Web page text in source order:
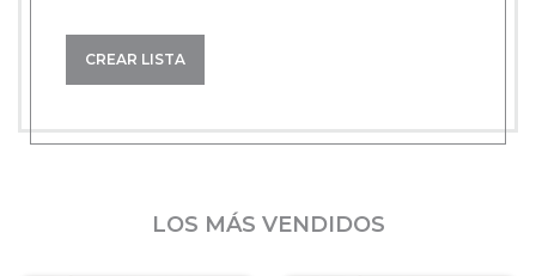
CREAR LISTA
LOS MÁS VENDIDOS